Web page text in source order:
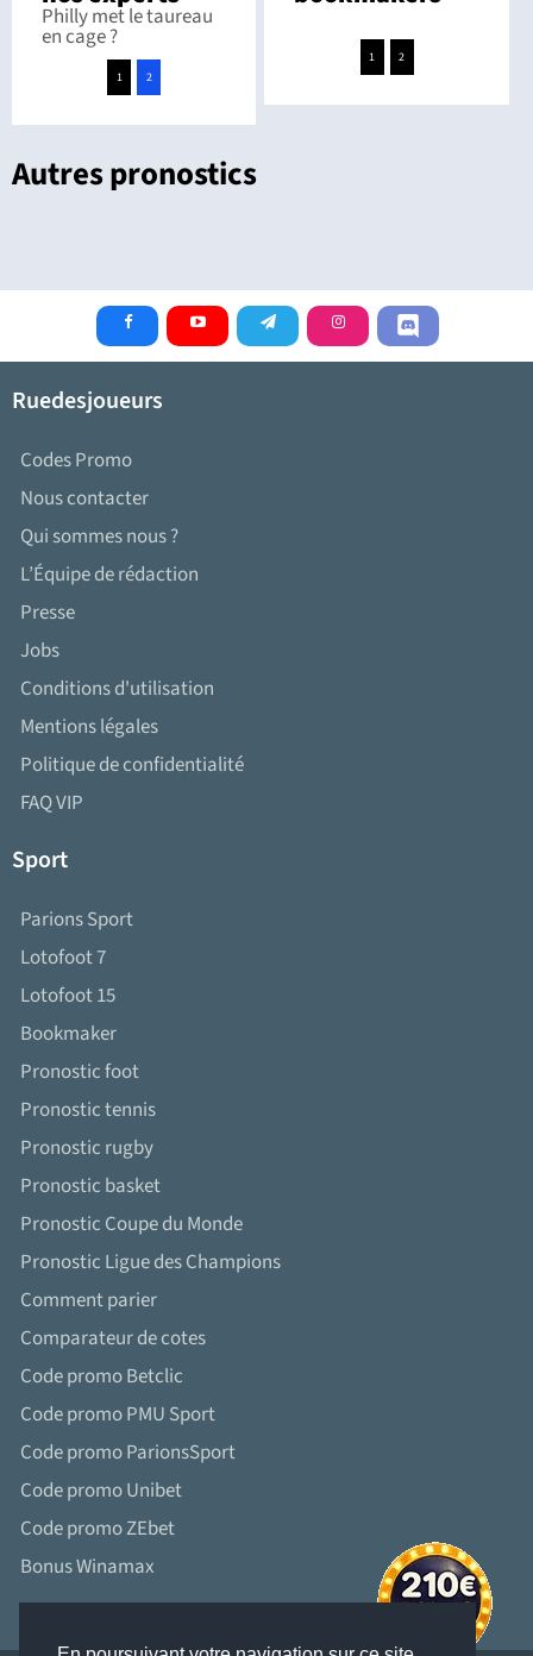
Philly met le taureau
en cage ?
1 2
1 2
Autres pronostics
Ruedesjoueurs
Codes Promo
Nous contacter
Qui sommes nous ?
L’Équipe de rédaction
Presse
Jobs
Conditions d'utilisation
Mentions légales
Politique de confidentialité
FAQ VIP
Sport
Parions Sport
Lotofoot 7
Lotofoot 15
Bookmaker
Pronostic foot
Pronostic tennis
Pronostic rugby
Pronostic basket
Pronostic Coupe du Monde
Pronostic Ligue des Champions
Comment parier
Comparateur de cotes
Code promo Betclic
Code promo PMU Sport
Code promo ParionsSport
Code promo Unibet
Code promo ZEbet
Bonus Winamax